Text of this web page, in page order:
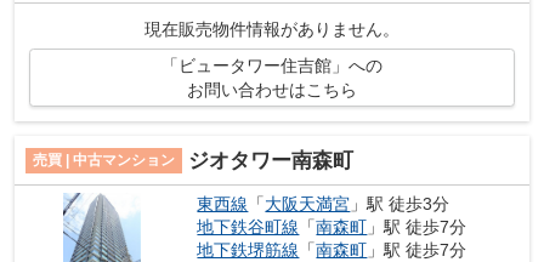
現在販売物件情報がありません。
「ビュータワー住吉館」への
お問い合わせはこちら
売買 | 中古マンション ジオタワー南森町
東西線 「大阪天満宮 」駅 徒歩3分
地下鉄谷町線 「南森町 」駅 徒歩7分
地下鉄堺筋線 「南森町 」駅 徒歩7分